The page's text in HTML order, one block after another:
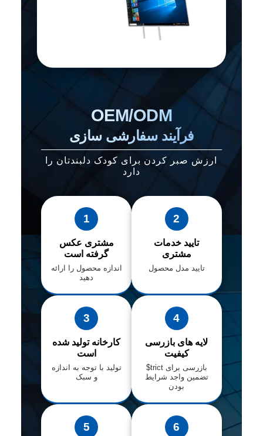
OEM/ODM
فرآیند سفارشی سازی
ارزش صبر کردن برای کودک دلبندتان را
دارد
1
مشتری عکس
گرفته است
اندازه محصول را ارائه
دهید
2
تایید خدمات
مشتری
تایید مدل محصول
3
کارخانه تولید شده
است
تولید با توجه به اندازه
و سبک
4
لایه های بازرسی
کیفیت
$trict بازرسی برای
تضمین واجد شرایط
بودن
5 6